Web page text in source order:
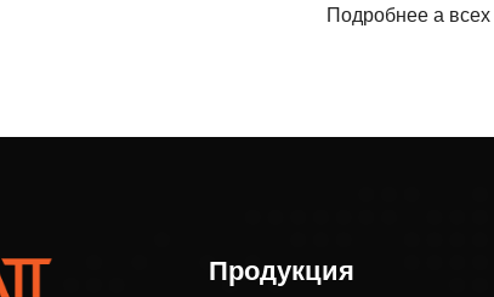
Подробнее а
Продукция